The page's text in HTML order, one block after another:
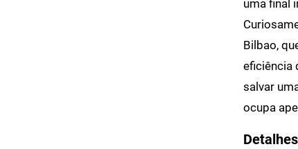
uma final
Bilbao,
eficiência
salvar
ocupa